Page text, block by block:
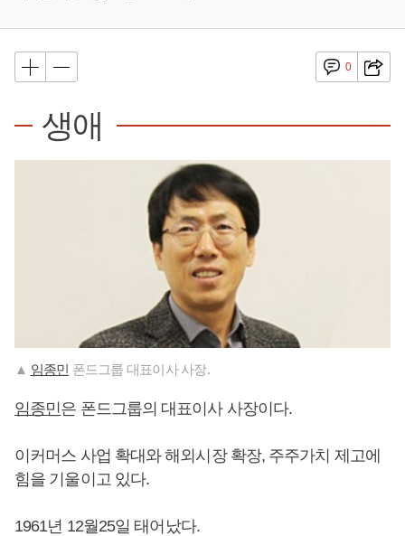
0
생애
▲ 임종민 폰드그룹 대표이사 사장.
임종민은 폰드그룹의 대표이사 사장이다.
이커머스 사업 확대와 해외시장 확장, 주주가치 제고에
힘을 기울이고 있다.
1961년 12월25일 태어났다.